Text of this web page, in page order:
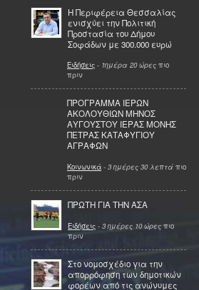
Η Περιφέρεια Θεσσαλίας
ενισχύει την Πολιτική
Προστασία του Δήμου
Σοφάδων με 300.000 ευρώ
Ειδήσεις - 1ημέρα 20 ώρες πιο
πριν
ΠΡΟΓΡΑΜΜΑ ΙΕΡΩΝ
ΑΚΟΛΟΥΘΙΩΝ ΜΗΝΟΣ
ΑΥΓΟΥΣΤΟΥ ΙΕΡΑΣ ΜΟΝΗΣ
ΠΕΤΡΑΣ ΚΑΤΑΦΥΓΙΟΥ
ΑΓΡΑΦΩΝ
Κοινωνικά - 3 ημέρες 30 λεπτά πιο
πριν
ΠΡΩΤΗ ΓΙΑ ΤΗΝ ΑΣΑ
Ειδήσεις - 3 ημέρες 10 ώρες πιο
πριν
Στο νομοσχέδιο για την
απορρόφηση των δημοτικών
φορέων από τις ανώνυμες